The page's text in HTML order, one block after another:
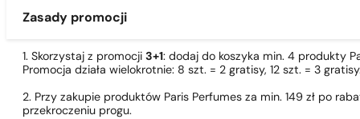
Zasady promocji
1. Skorzystaj z promocji 3+1: dodaj do koszyka min. 4 produkty
Promocja działa wielokrotnie: 8 szt. = 2 gratisy, 12 szt. = 3
2. Przy zakupie produktów Paris Perfumes za min. 149 zł po
przekroczeniu progu.